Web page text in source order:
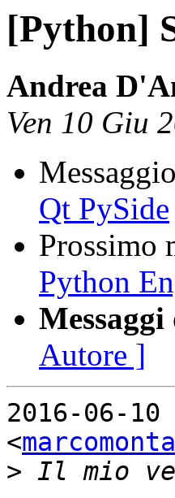
[Python]
Andrea
Ven 10 Giu
Qt PySide
Prossimo
Python
Autore ]
2016-06-10
<
>